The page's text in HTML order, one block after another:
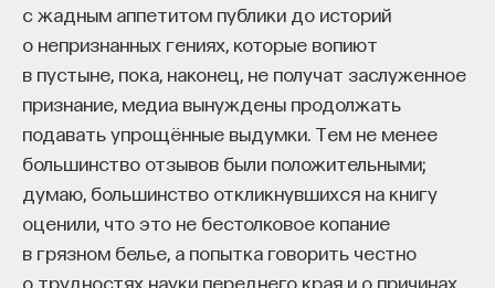
с жадным аппетитом публики до историй
о непризнанных гениях, которые вопиют
в пустыне, пока, наконец, не получат заслуженное
признание, медиа вынуждены продолжать
подавать упрощённые выдумки. Тем не менее
большинство отзывов были положительными;
думаю, большинство откликнувшихся на книгу
оценили, что это не бестолковое копание
в грязном белье, а попытка говорить честно
о трудностях науки переднего края и о причинах,
«Сама проблема гораздо старше, чем может
показаться. Если преподаватель выдает задание,
студент перепоручает его нейросети, а потом
просто приносит готовый текст, это лишь делает
старую проблему совсем уж неустранимой.
Но и привычная университетская схема, в которой
преподаватель что-то рассказал, студент что-то
записал, а затем попытался пересказать это
наизусть, тоже почти не оставляет места для